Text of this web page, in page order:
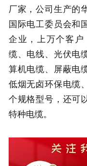
厂家，公司生产的
国际电工委员会和
企业，上万个客
缆、电线、光伏电
算机电缆、屏蔽电
低烟无卤环保电缆
个规格型号，还可
特种电缆。